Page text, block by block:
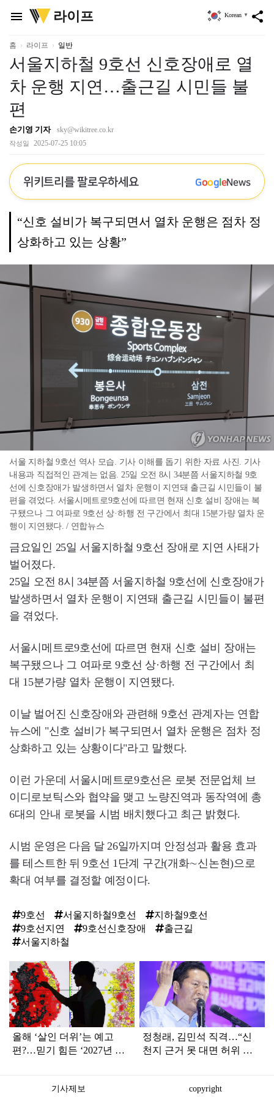
menu
위
키
리
라이프 share
Korean ▼
홈 라이프 일반
서울지하철 9호선 신호장애로 열
차 운행 지연…출근길 시민들 불
편
손기영 기자 sky@wikitree.co.kr
작성일 2025-07-25 10:05
위키트리를 팔로우하세요 GoogleNews
“신호 설비가 복구되면서 열차 운행은 점차 정
상화하고 있는 상황”
서울 지하철 9호선 역사 모습. 기사 이해를 돕기 위한 자료 사진. 기사
내용과 직접적인 관계는 없음. 25일 오전 8시 34분쯤 서울지하철 9호
선에 신호장애가 발생하면서 열차 운행이 지연돼 출근길 시민들이 불
편을 겪었다. 서울시메트로9호선에 따르면 현재 신호 설비 장애는 복
구됐으나 그 여파로 9호선 상·하행 전 구간에서 최대 15분가량 열차 운
행이 지연됐다. / 연합뉴스
금요일인 25일 서울지하철 9호선 장애로 지연 사태가
벌어졌다.
25일 오전 8시 34분쯤 서울지하철 9호선에 신호장애가
발생하면서 열차 운행이 지연돼 출근길 시민들이 불편
을 겪었다.
서울시메트로9호선에 따르면 현재 신호 설비 장애는
복구됐으나 그 여파로 9호선 상·하행 전 구간에서 최
대 15분가량 열차 운행이 지연됐다.
이날 벌어진 신호장애와 관련해 9호선 관계자는 연합
뉴스에 "신호 설비가 복구되면서 열차 운행은 점차 정
상화하고 있는 상황이다"라고 말했다.
이런 가운데 서울시메트로9호선은 로봇 전문업체 브
이디로보틱스와 협약을 맺고 노량진역과 동작역에 총
6대의 안내 로봇을 시범 배치했다고 최근 밝혔다.
시범 운영은 다음 달 26일까지며 안정성과 활용 효과
를 테스트한 뒤 9호선 1단계 구간(개화∼신논현)으로
확대 여부를 결정할 예정이다.
9호선 서울지하철9호선
지하철9호선
9호선지연
9호선신호장애
출근길
서울지하철
탑
라
인
올해 ‘살인 더위’는 예고
편?…믿기 힘든 ‘2027년 여
정청래, 김민석 직격…“신
천지 근거 못 대면 허위 신
기사제보 copyright